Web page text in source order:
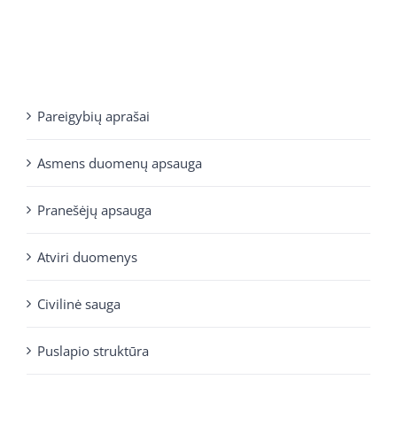
Pareigybių aprašai
Asmens duomenų apsauga
Pranešėjų apsauga
Atviri duomenys
Civilinė sauga
Puslapio struktūra